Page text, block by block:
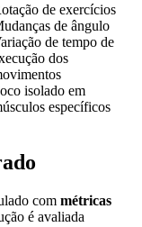
de exercícios
de ângulo
de tempo de
dos
isolado em
específicos
com métricas
é avaliada